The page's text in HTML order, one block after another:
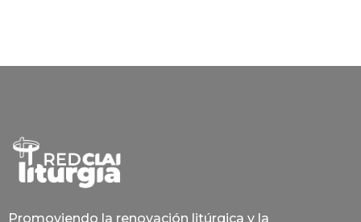
Promoviendo la renovación litúrgica y la